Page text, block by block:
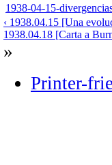
1938-04-15-
‹ 1938.04.15 [Una
1938.04.18 [Carta a
»
Printer-